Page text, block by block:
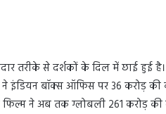
तरीके से दर्शकों के दिल में छाई
इंडियन बॉक्स ऑफिस पर 36 करोड़
ने अब तक ग्लोबली 261 करोड़ की